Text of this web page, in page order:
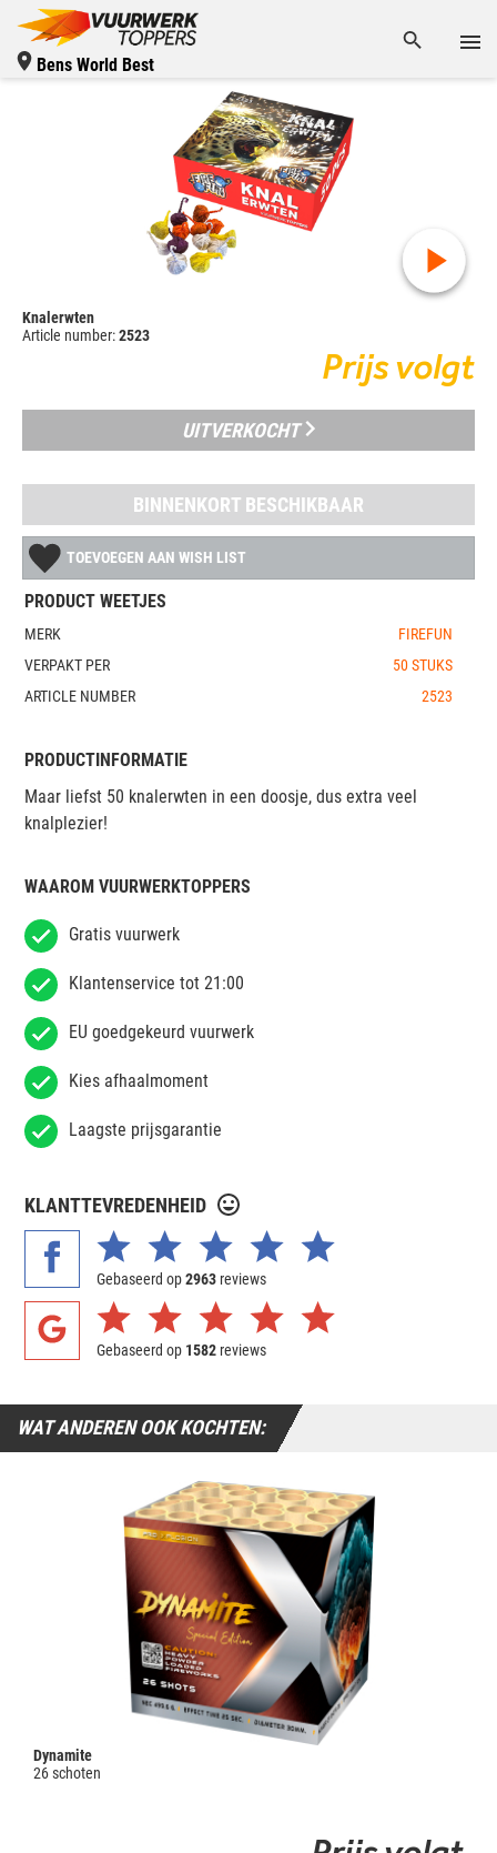
Bens World Best
Knalerwten
Article number:2523
Prijs volgt
UITVERKOCHT
BINNENKORT BESCHIKBAAR
TOEVOEGEN AAN WISH LIST
PRODUCT WEETJES
MERK
FIREFUN
VERPAKT PER
50 STUKS
ARTICLE NUMBER
2523
PRODUCTINFORMATIE
Maar liefst 50 knalerwten in een doosje, dus extra veel
knalplezier!
WAAROM VUURWERKTOPPERS
Gratis vuurwerk
Klantenservice tot 21:00
EU goedgekeurd vuurwerk
Kies afhaalmoment
Laagste prijsgarantie
KLANTTEVREDENHEID
Gebaseerd op2963 reviews
Gebaseerd op 1582 reviews
WAT ANDEREN OOK KOCHTEN:
Dynamite
26 schoten